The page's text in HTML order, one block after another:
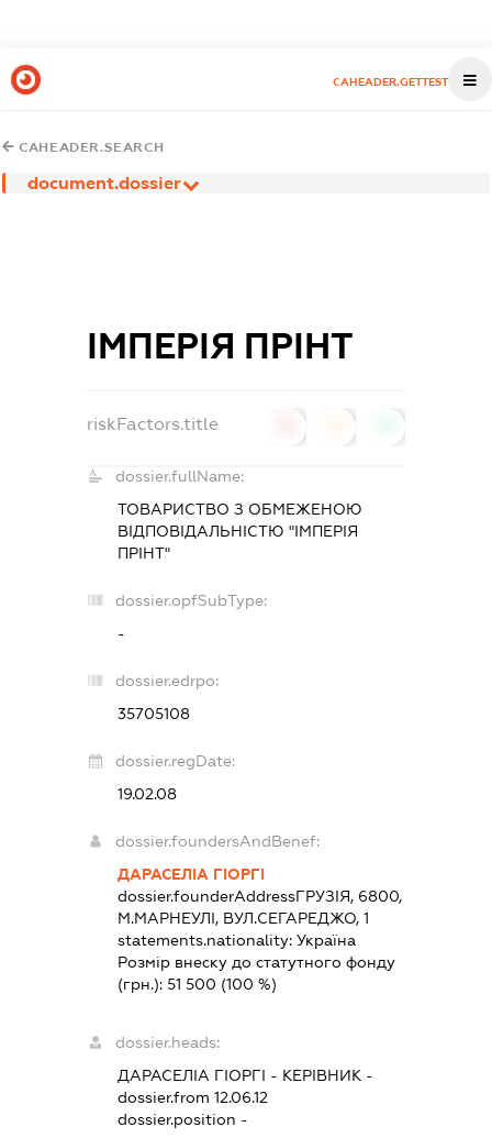
CAHEADER.GETTEST
CAHEADER.SEARCH
document.dossier
ІМПЕРІЯ ПРІНТ
riskFactors.title
dossier.fullName:
ТОВАРИСТВО З ОБМЕЖЕНОЮ
ВІДПОВІДАЛЬНІСТЮ "ІМПЕРІЯ
ПРІНТ"
dossier.opfSubType:
-
dossier.edrpo:
35705108
dossier.regDate:
19.02.08
dossier.foundersAndBenef:
ДАРАСЕЛІА ГІОРГІ
dossier.founderAddressГРУЗІЯ, 6800,
М.МАРНЕУЛІ, ВУЛ.СЕГАРЕДЖО, 1
statements.nationality:Україна
Розмір внеску до статутного фонду
(грн.):51 500 (100 %)
dossier.heads:
ДАРАСЕЛІА ГІОРГІ - КЕРІВНИК -
dossier.from 12.06.12
dossier.position -